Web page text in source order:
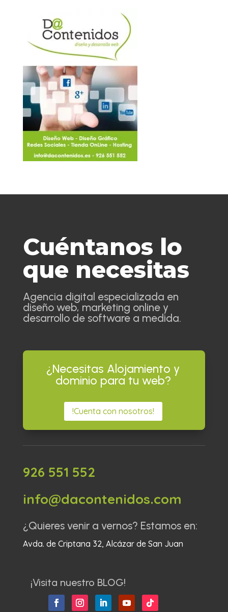
Cuéntanos lo
que necesitas
Agencia digital especializada en
diseño web, marketing online y
desarrollo de software a medida.
¿Necesitas Alojamiento y
dominio para tu web?
!Cuenta con nosotros!
926 551 552
info@dacontenidos.com
¿Quieres venir a vernos? Estamos en:
Avda. de Criptana 32, Alcázar de San Juan
¡Visita nuestro BLOG!